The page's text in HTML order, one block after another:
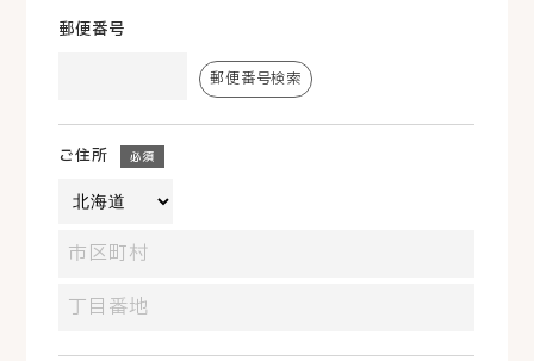
郵便番号
郵便番号検索
ご住所 必須